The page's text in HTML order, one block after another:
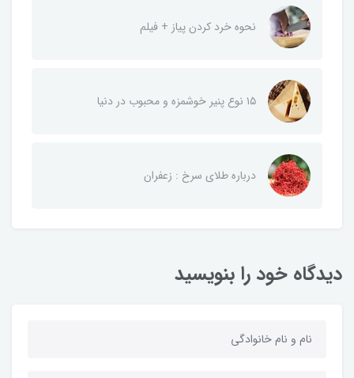
نحوه خرد کردن پیاز + فیلم
۱۵ نوع پنیر خوشمزه و محبوب در دنیا
درباره طلای سرخ : زعفران
دیدگاه خود را بنویسید